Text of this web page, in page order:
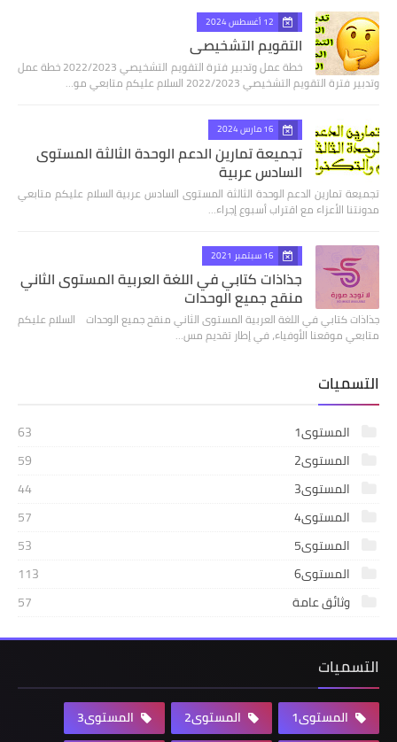
12 أغسطس 2024
التقويم التشخيصي
خطة عمل وتدبير فترة التقويم التشخيصي 2022/2023 خطة عمل
وتدبير فترة التقويم التشخيصي 2022/2023 السلام عليكم متابعي مو…
16 مارس 2024
تجميعة تمارين الدعم الوحدة الثالثة المستوى
السادس عربية
تجميعة تمارين الدعم الوحدة الثالثة المستوى السادس عربية السلام عليكم متابعي
مدونتنا الأعزاء مع اقتراب أسبوع إجراء…
16 سبتمبر 2021
جذاذات كتابي في اللغة العربية المستوى الثاني
منقح جميع الوحدات
جذاذات كتابي في اللغة العربية المستوى الثاني منقح جميع الوحدات السلام عليكم
متابعي موقعنا الأوفياء، في إطار تقديم مس…
التسميات
المستوى1
63
المستوى2
59
المستوى3
44
المستوى4
57
المستوى5
53
المستوى6
113
وثائق عامة
57
التسميات
المستوى1 المستوى2
المستوى3